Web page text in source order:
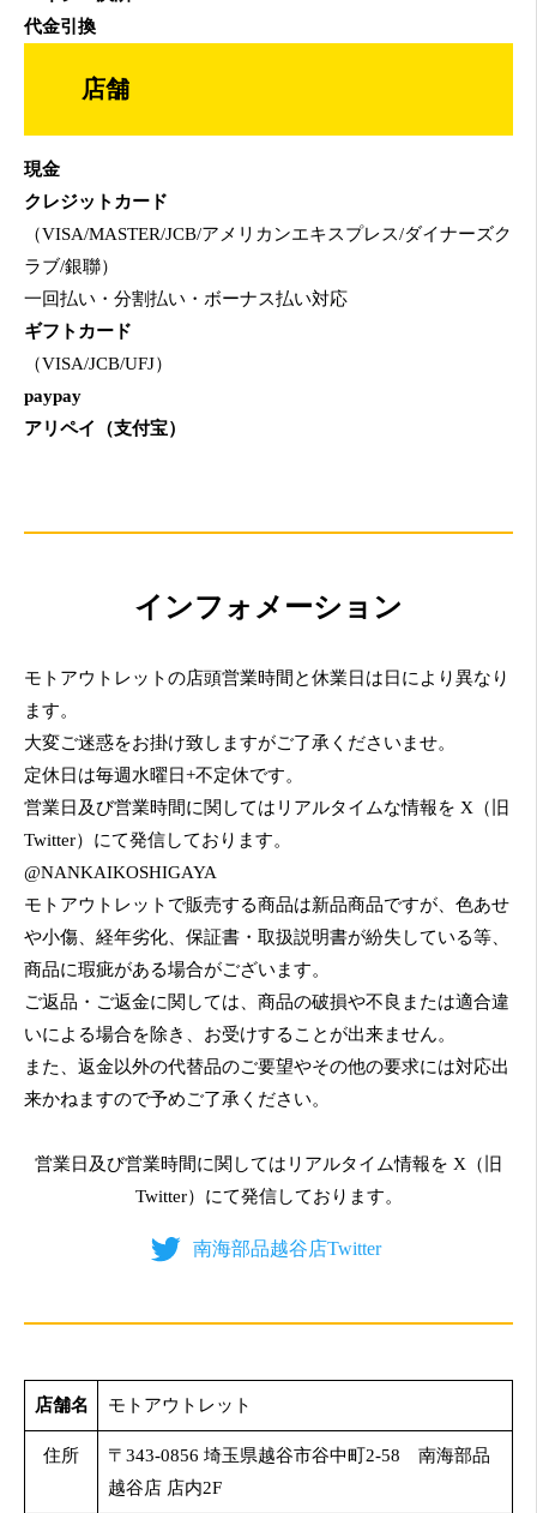
代金引換
店舗
現金
クレジットカード
（VISA/MASTER/JCB/アメリカンエキスプレス/ダイナーズク
ラブ/銀聯）
一回払い・分割払い・ボーナス払い対応
ギフトカード
（VISA/JCB/UFJ）
paypay
アリペイ（支付宝）
インフォメーション
モトアウトレットの店頭営業時間と休業日は日により異なり
ます。
大変ご迷惑をお掛け致しますがご了承くださいませ。
定休日は毎週水曜日+不定休です。
営業日及び営業時間に関してはリアルタイムな情報を X（旧
Twitter）にて発信しております。
@NANKAIKOSHIGAYA
モトアウトレットで販売する商品は新品商品ですが、色あせ
や小傷、経年劣化、保証書・取扱説明書が紛失している等、
商品に瑕疵がある場合がございます。
ご返品・ご返金に関しては、商品の破損や不良または適合違
いによる場合を除き、お受けすることが出来ません。
また、返金以外の代替品のご要望やその他の要求には対応出
来かねますので予めご了承ください。
営業日及び営業時間に関してはリアルタイム情報を X（旧
Twitter）にて発信しております。
南海部品越谷店Twitter
店舗名 モトアウトレット
住所
〒343-0856 埼玉県越谷市谷中町2-58 南海部品
越谷店 店内2F